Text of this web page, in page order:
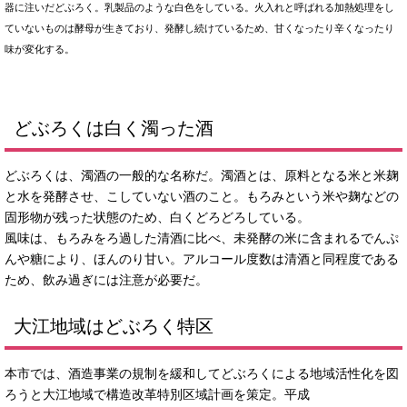
器に注いだどぶろく。乳製品のような白色をしている。火入れと呼ばれる加熱処理をし
ていないものは酵母が生きており、発酵し続けているため、甘くなったり辛くなったり
味が変化する。
どぶろくは白く濁った酒
どぶろくは、濁酒の一般的な名称だ。濁酒とは、原料となる米と米麹
と水を発酵させ、こしていない酒のこと。もろみという米や麹などの
固形物が残った状態のため、白くどろどろしている。
風味は、もろみをろ過した清酒に比べ、未発酵の米に含まれるでんぷ
んや糖により、ほんのり甘い。アルコール度数は清酒と同程度である
ため、飲み過ぎには注意が必要だ。
大江地域はどぶろく特区
本市では、酒造事業の規制を緩和してどぶろくによる地域活性化を図
ろうと大江地域で構造改革特別区域計画を策定。平成